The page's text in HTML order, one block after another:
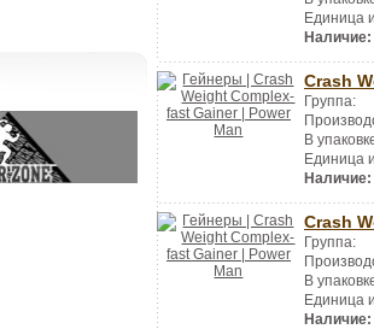
Единица
Наличие:
Crash
Группа:
В
Единица
Наличие:
Crash
Группа:
В
Единица
Наличие: